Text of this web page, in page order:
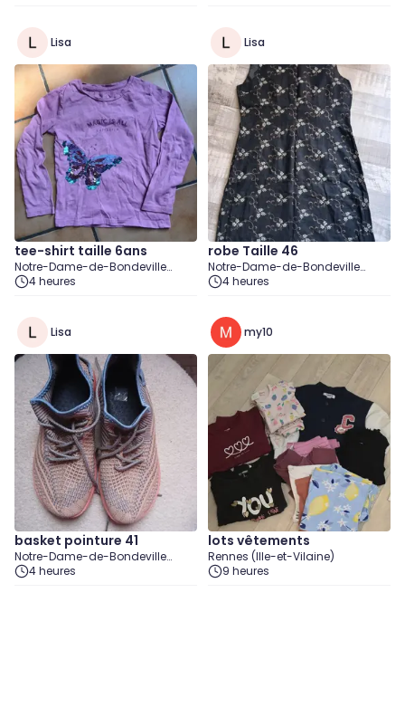
Lisa
tee-shirt taille 6ans
Notre-Dame-de-Bondeville
(Seine-Maritime)
4 heures
Lisa
robe Taille 46
Notre-Dame-de-Bondeville
(Seine-Maritime)
4 heures
Lisa
basket pointure 41
Notre-Dame-de-Bondeville
(Seine-Maritime)
4 heures
my10
lots vêtements
Rennes (Ille-et-Vilaine)
9 heures